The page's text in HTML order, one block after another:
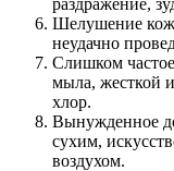
раздражение,
Шелушение
неудачно
Слишком
мыла, жесткой
хлор.
Вынужденное
сухим,
воздухом.